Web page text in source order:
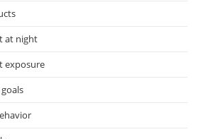
at night
exposure